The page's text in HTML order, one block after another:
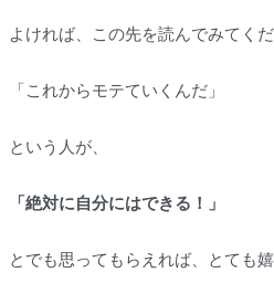
よければ、この先を読んでみてくだ
「これからモテていくんだ」
という人が、
「絶対に自分にはできる！」
とでも思ってもらえれば、とても嬉